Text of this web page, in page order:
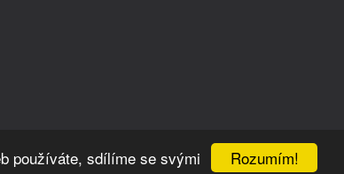
Rozumím!
používáte, sdílíme se svými